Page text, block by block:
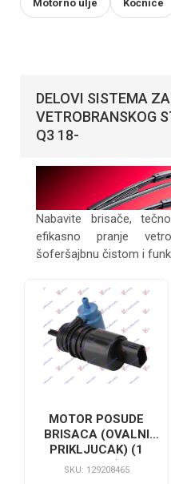
Motorno ulje Kočnice
DELOVI SISTEMA
VETROBRANSKOG
Q3 18-
Nabavite brisače,
efikasno pranje
šoferšajbnu čistom i
MOTOR POSUDE
BRISACA (OVALNI
PRIKLJUCAK) (1
PUMPA)
SKU: 129208465